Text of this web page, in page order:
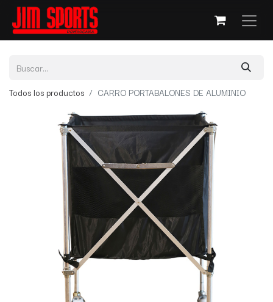
Todos los productos CARRO PORTABALONES DE ALUMINIO